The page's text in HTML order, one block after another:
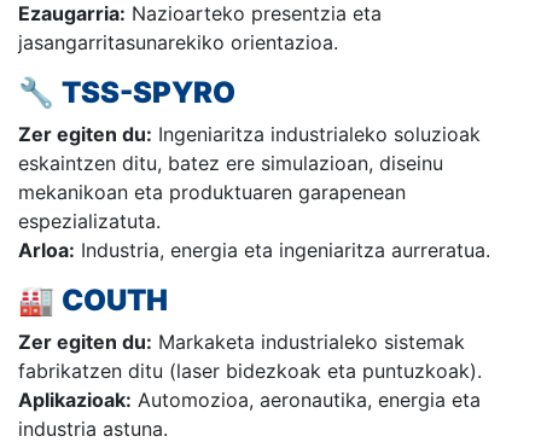
Ezaugarria: Nazioarteko presentzia eta
jasangarritasunarekiko orientazioa.
🔧 TSS-SPYRO
Zer egiten du: Ingeniaritza industrialeko soluzioak
eskaintzen ditu, batez ere simulazioan, diseinu
mekanikoan eta produktuaren garapenean
espezializatuta.
Arloa: Industria, energia eta ingeniaritza aurreratua.
🏭 COUTH
Zer egiten du: Markaketa industrialeko sistemak
fabrikatzen ditu (laser bidezkoak eta puntuzkoak).
Aplikazioak: Automozioa, aeronautika, energia eta
industria astuna.